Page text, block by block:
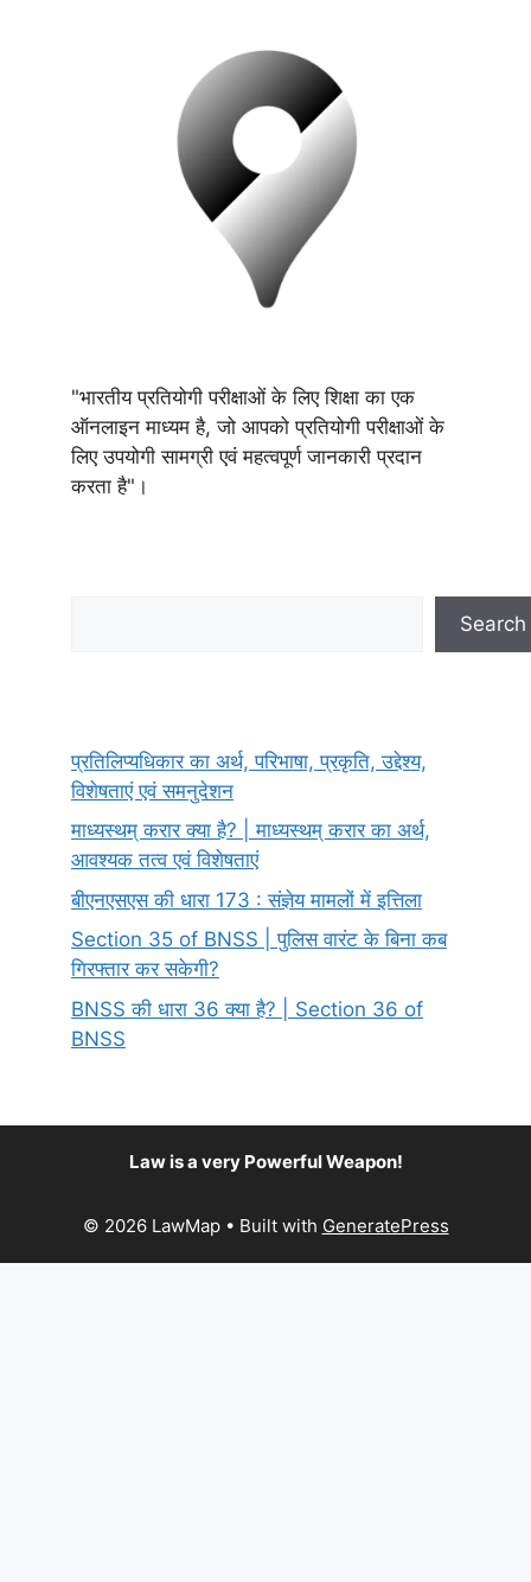
"भारतीय प्रतियोगी परीक्षाओं के लिए शिक्षा का एक
ऑनलाइन माध्यम है, जो आपको प्रतियोगी परीक्षाओं के
लिए उपयोगी सामग्री एवं महत्वपूर्ण जानकारी प्रदान
करता है"।
Search
प्रतिलिप्यधिकार का अर्थ, परिभाषा, प्रकृति, उद्देश्य,
विशेषताएं एवं समनुदेशन
माध्यस्थम् करार क्या है? | माध्यस्थम् करार का अर्थ,
आवश्यक तत्व एवं विशेषताएं
बीएनएसएस की धारा 173 : संज्ञेय मामलों में इत्तिला
Section 35 of BNSS | पुलिस वारंट के बिना कब
गिरफ्तार कर सकेगी?
BNSS की धारा 36 क्या है? | Section 36 of
BNSS
Law is a very Powerful Weapon!
© 2026 LawMap• Built with GeneratePress